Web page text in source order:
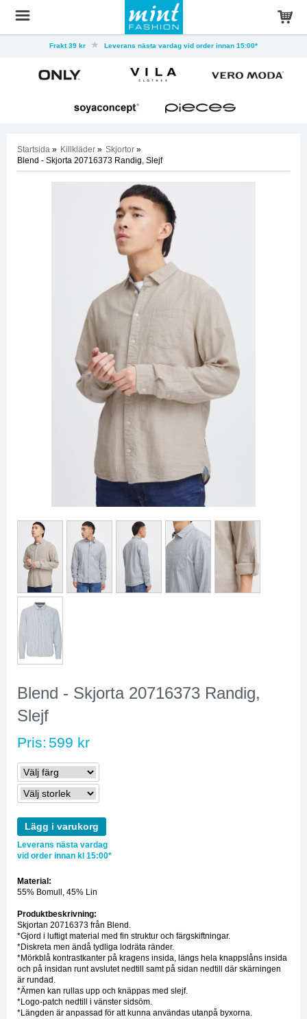
Frakt 39 kr Leverans nästa vardag vid order innan 15:00*
Startsida » Killkläder » Skjortor »
Blend - Skjorta 20716373 Randig, Slejf
Blend - Skjorta 20716373 Randig,
Slejf
Pris: 599 kr
Lägg i varukorg
Leverans nästa vardag
vid order innan kl 15:00*
Material:
55% Bomull, 45% Lin
Produktbeskrivning:
Skjortan 20716373 från Blend.
*Gjord i luftigt material med fin struktur och färgskiftningar.
*Diskreta men ändå tydliga lodräta ränder.
*Mörkblå kontrastkanter på kragens insida, längs hela knappslåns insida
och på insidan runt avslutet nedtill samt på sidan nedtill där skärningen
är rundad.
*Ärmen kan rullas upp och knäppas med slejf.
*Logo-patch nedtill i vänster sidsöm.
*Längden är anpassad för att kunna användas utanpå byxorna.